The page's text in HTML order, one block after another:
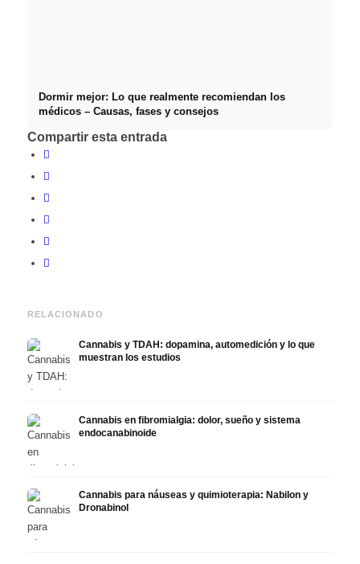
Dormir mejor: Lo que realmente recomiendan los
médicos – Causas, fases y consejos
Compartir esta entrada
RELACIONADO
Cannabis y TDAH: dopamina, automedición y lo que
muestran los estudios
Cannabis en fibromialgia: dolor, sueño y sistema
endocanabinoide
Cannabis para náuseas y quimioterapia: Nabilon y
Dronabinol